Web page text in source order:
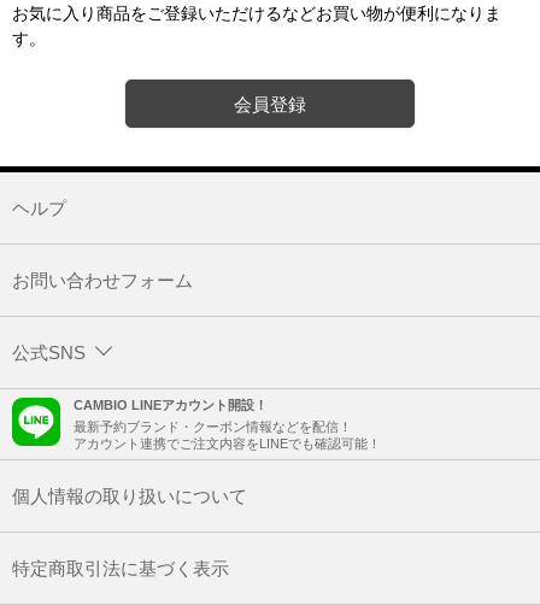
お気に入り商品をご登録いただけるなどお買い物が便利になりま
す。
会員登録
ヘルプ
お問い合わせフォーム
公式SNS
CAMBIO LINEアカウント開設！
最新予約ブランド・クーポン情報などを配信！
アカウント連携でご注文内容をLINEでも確認可能！
個人情報の取り扱いについて
特定商取引法に基づく表示